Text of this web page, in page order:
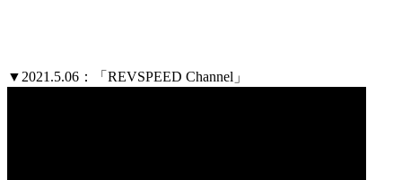
▼2021.5.06：「REVSPEED Channel」